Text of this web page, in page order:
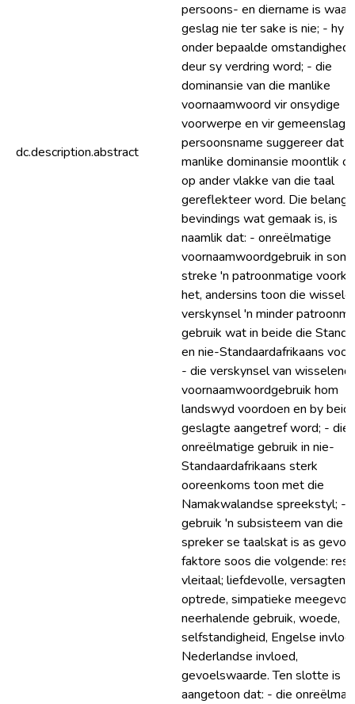
dc.description.abstract
persoons- en diername is waar
geslag nie ter sake is nie; - hy
onder bepaalde
deur sy verdring word; - die
dominansie van die manlike
voornaamwoord vir onsydige
voorwerpe en vir
persoonsname suggereer dat
manlike dominansie moontlik
op ander vlakke van die taal
gereflekteer word. Die
bevindings wat gemaak is, is
naamlik dat: - onreëlmatige
voornaamwoordgebruik in
streke 'n patroonmatige
het, andersins toon die
verskynsel 'n minder
gebruik wat in beide die
en nie-Standaardafrikaans
- die verskynsel van
voornaamwoordgebruik hom
landswyd voordoen en by
geslagte aangetref word; - die
onreëlmatige gebruik in nie-
Standaardafrikaans sterk
ooreenkoms toon met die
Namakwalandse spreekstyl; -
gebruik 'n subsisteem van die
spreker se taalskat is as
faktore soos die volgende:
vleitaal; liefdevolle,
optrede, simpatieke
neerhalende gebruik, woede,
selfstandigheid, Engelse
Nederlandse invloed,
gevoelswaarde. Ten slotte is
aangetoon dat: - die